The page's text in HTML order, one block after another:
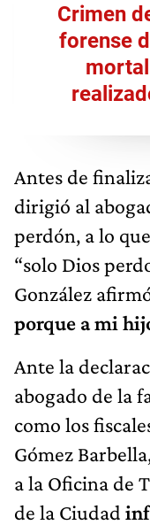
Crimen
forense
Antes de
dirigió al
perdón, a lo
“solo Dios
González
porque a mi
Ante la
abogado de la
como los
Gómez
a la Oficina de
de la Ciudad